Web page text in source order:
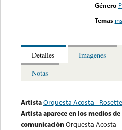
Género
Temas
Detalles
Imagenes
Notas
ArtistaOrquesta Acosta - Rosette
Artista aparece en los medios de
comunicaciónOrquesta Acosta -